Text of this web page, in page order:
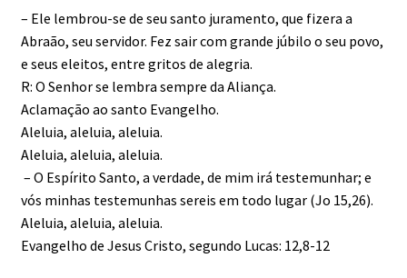
– Ele lembrou-se de seu santo juramento, que fizera a
Abraão, seu servidor. Fez sair com grande júbilo o seu povo,
e seus eleitos, entre gritos de alegria.
R: O Senhor se lembra sempre da Aliança.
Aclamação ao santo Evangelho.
Aleluia, aleluia, aleluia.
Aleluia, aleluia, aleluia.
– O Espírito Santo, a verdade, de mim irá testemunhar; e
vós minhas testemunhas sereis em todo lugar (Jo 15,26).
Aleluia, aleluia, aleluia.
Evangelho de Jesus Cristo, segundo Lucas: 12,8-12